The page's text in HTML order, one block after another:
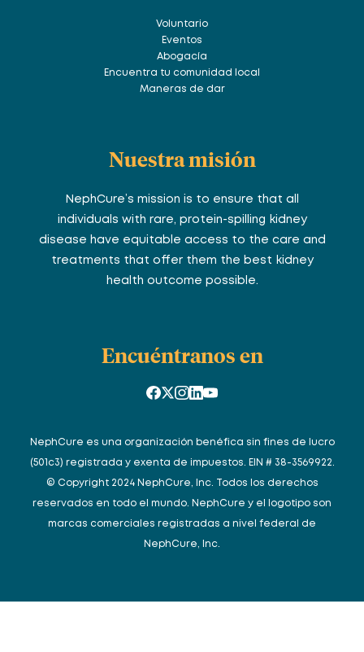
Voluntario
Eventos
Abogacía
Encuentra tu comunidad local
Maneras de dar
Nuestra misión
NephCure’s mission is to ensure that all
individuals with rare, protein-spilling kidney
disease have equitable access to the care and
treatments that offer them the best kidney
health outcome possible.
Encuéntranos en
NephCure es una organización benéfica sin fines de lucro
(501c3) registrada y exenta de impuestos. EIN # 38-3569922.
© Copyright 2024 NephCure, Inc. Todos los derechos
reservados en todo el mundo. NephCure y el logotipo son
marcas comerciales registradas a nivel federal de
NephCure, Inc.